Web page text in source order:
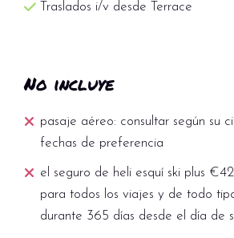
Traslados i/v desde Terrace
No incluye
pasaje aéreo: consultar según su
fechas de preferencia
el seguro de heli esquí ski plus
para todos los viajes y de todo
durante 365 días desde el día de